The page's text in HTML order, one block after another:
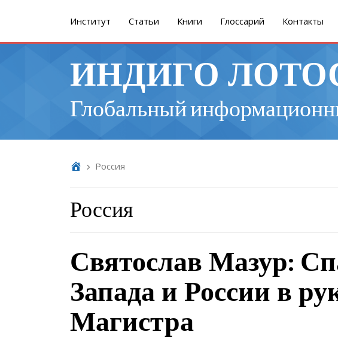
Институт Cтатьи Книги Глоссарий Контакты
ИНДИГО
Глобальный
Россия
Россия
Святослав Мазур:
Запада и России в
Магистра